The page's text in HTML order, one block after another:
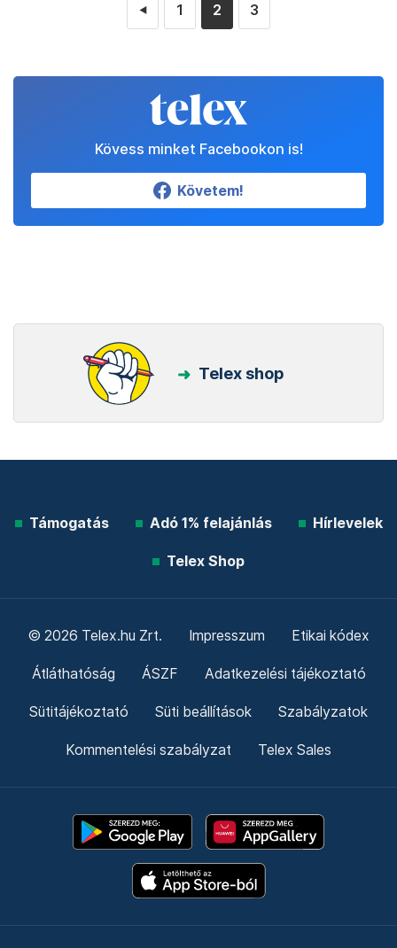
◄ 1 2 3
Kövess minket Facebookon is!
Követem!
Telex shop
Támogatás Adó 1% felajánlás Hírlevelek
Telex Shop
© 2026 Telex.hu Zrt. Impresszum Etikai kódex
Átláthatóság ÁSZF Adatkezelési tájékoztató
Sütitájékoztató Süti beállítások Szabályzatok
Kommentelési szabályzat Telex Sales